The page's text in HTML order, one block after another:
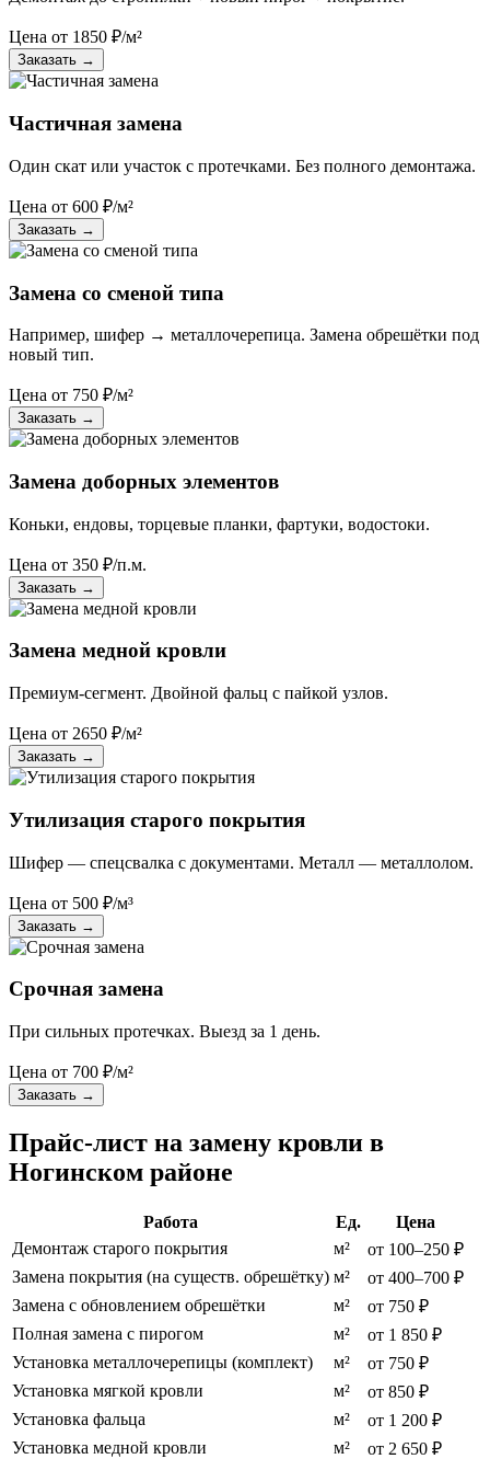
Цена от 1850 ₽/м²
Заказать →
Частичная замена
Один скат или участок с протечками. Без полного демонтажа.
Цена от 600 ₽/м²
Заказать →
Замена со сменой типа
Например, шифер → металлочерепица. Замена обрешётки под
новый тип.
Цена от 750 ₽/м²
Заказать →
Замена доборных элементов
Коньки, ендовы, торцевые планки, фартуки, водостоки.
Цена от 350 ₽/п.м.
Заказать →
Замена медной кровли
Премиум-сегмент. Двойной фальц с пайкой узлов.
Цена от 2650 ₽/м²
Заказать →
Утилизация старого покрытия
Шифер — спецсвалка с документами. Металл — металлолом.
Цена от 500 ₽/м³
Заказать →
Срочная замена
При сильных протечках. Выезд за 1 день.
Цена от 700 ₽/м²
Заказать →
Прайс-лист на замену кровли в
Ногинском районе
Работа Ед.
Цена
Демонтаж старого покрытия
м²
от 100–250 ₽
Замена покрытия (на существ. обрешётку) м²
от 400–700 ₽
Замена с обновлением обрешётки
м²
от 750 ₽
Полная замена с пирогом
м²
от 1 850 ₽
Установка металлочерепицы (комплект)
м²
от 750 ₽
Установка мягкой кровли
м²
от 850 ₽
Установка фальца
м²
от 1 200 ₽
Установка медной кровли
м²
от 2 650 ₽